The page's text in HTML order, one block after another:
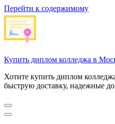
Перейти к содержимому
Купить диплом колледжа в
Хотите купить диплом
быструю доставку, надежные